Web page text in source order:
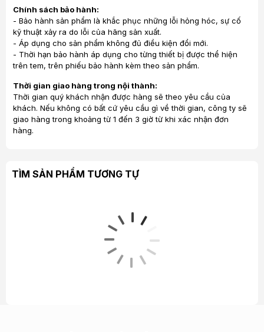
Đánh giá chi tiết Loa JBL KP2015G2
Thiết kế sang trọng
JBL KP2015G2dòng loa karaoke được thiết kế tinh tế,
các đường nét chắc chắn và vuông vắn tạo nên cảm
Đồng thời với tông màu đen huyền bí của loa sẽ giúp
bạn dễ dàng kết hợp với dàn âm thanh của bạn nói riêng
và tổng thể nội thất nói chung, giúp tôn lên vẻ đẹp căn
phòng một cách hòa quyện ấn tượng!
Chính sách bảo hành:
- Bảo hành sản phẩm là khắc phục những lỗi hỏng hóc, sự cố
kỹ thuật xảy ra do lỗi của hãng sản xuất.
- Áp dụng cho sản phẩm không đủ điều kiện đổi mới.
- Thời hạn bảo hành áp dụng cho từng thiết bị được thể hiện
trên tem, trên phiếu bảo hành kèm theo sản phẩm.
Thời gian giao hàng trong nội thành:
Thời gian quý khách nhận được hàng sẽ theo yêu cầu của
khách. Nếu không có bất cứ yêu cầu gì về thời gian, công ty sẽ
giao hàng trong khoảng từ 1 đến 3 giờ từ khi xác nhận đơn
hàng.
TÌM SẢN PHẨM TƯƠNG TỰ